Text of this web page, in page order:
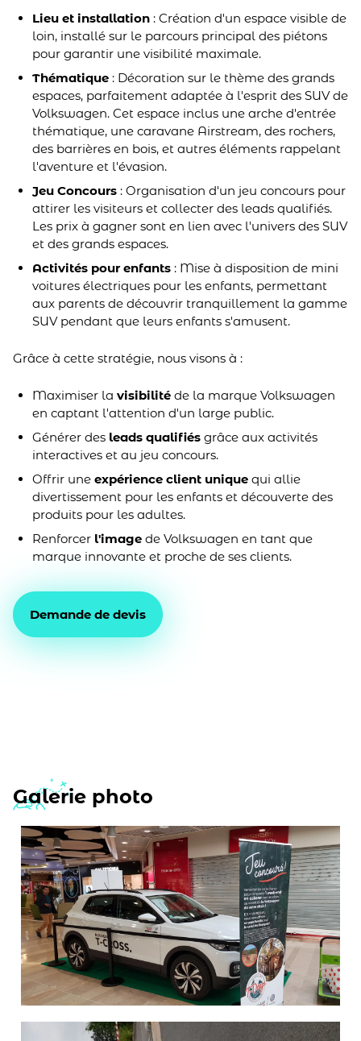
Lieu et installation : Création d'un espace visible de
loin, installé sur le parcours principal des piétons
pour garantir une visibilité maximale.
Thématique : Décoration sur le thème des grands
espaces, parfaitement adaptée à l'esprit des SUV de
Volkswagen. Cet espace inclus une arche d'entrée
thématique, une caravane Airstream, des rochers,
des barrières en bois, et autres éléments rappelant
l'aventure et l'évasion.
Jeu Concours : Organisation d'un jeu concours pour
attirer les visiteurs et collecter des leads qualifiés.
Les prix à gagner sont en lien avec l'univers des SUV
et des grands espaces.
Activités pour enfants : Mise à disposition de mini
voitures électriques pour les enfants, permettant
aux parents de découvrir tranquillement la gamme
SUV pendant que leurs enfants s'amusent.
Grâce à cette stratégie, nous visons à :
Maximiser la visibilité de la marque Volkswagen
en captant l'attention d'un large public.
Générer des leads qualifiés grâce aux activités
interactives et au jeu concours.
Offrir une expérience client unique qui allie
divertissement pour les enfants et découverte des
produits pour les adultes.
Renforcer l'image de Volkswagen en tant que
marque innovante et proche de ses clients.
Demande de devis
Galerie photo